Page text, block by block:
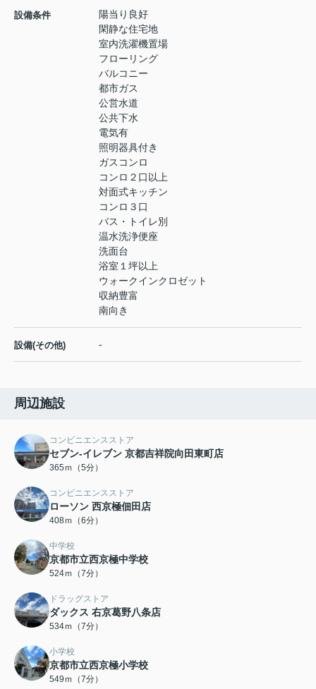
設備条件
陽当り良好
閑静な住宅地
室内洗濯機置場
フローリング
バルコニー
都市ガス
公営水道
公共下水
電気有
照明器具付き
ガスコンロ
コンロ２口以上
対面式キッチン
コンロ３口
バス・トイレ別
温水洗浄便座
洗面台
浴室１坪以上
ウォークインクロゼット
収納豊富
南向き
設備(その他) -
周辺施設
コンビニエンスストア
セブン-イレブン 京都吉祥院向田東町店
365ｍ（5分）
コンビニエンスストア
ローソン 西京極佃田店
408ｍ（6分）
中学校
京都市立西京極中学校
524ｍ（7分）
ドラッグストア
ダックス 右京葛野八条店
534ｍ（7分）
小学校
京都市立西京極小学校
549ｍ（7分）